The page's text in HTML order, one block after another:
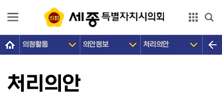
의
개
의정활동 의안정보 처리의안
처리의안